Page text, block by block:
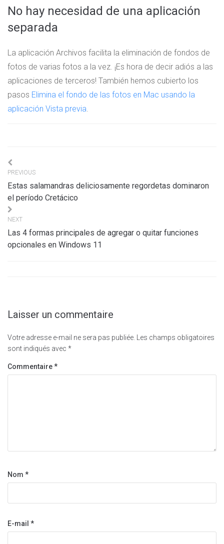
No hay necesidad de una aplicación
separada
La aplicación Archivos facilita la eliminación de fondos de
fotos de varias fotos a la vez. ¡Es hora de decir adiós a las
aplicaciones de terceros! También hemos cubierto los
pasos Elimina el fondo de las fotos en Mac usando la
aplicación Vista previa.
Navigation
de
l’article
PREVIOUS
Estas salamandras deliciosamente regordetas dominaron
el período Cretácico
NEXT
Las 4 formas principales de agregar o quitar funciones
opcionales en Windows 11
Laisser un commentaire
Votre adresse e-mail ne sera pas publiée.
Les champs obligatoires
sont indiqués avec *
Commentaire*
Nom *
E-mail *